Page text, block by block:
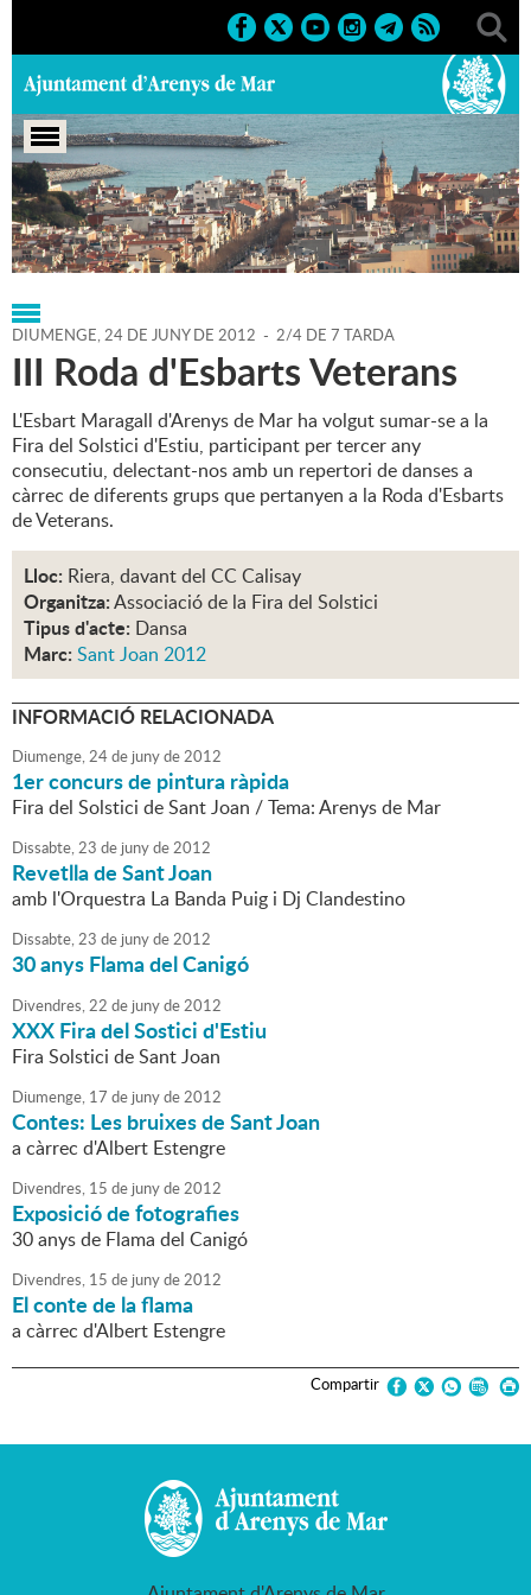
Portada > Regidories > Cultura > Agenda > 24-06-2012
DIUMENGE,24 DE JUNY DE 2012 - 2/4 DE 7 TARDA
III Roda d'Esbarts Veterans
L'Esbart Maragall d'Arenys de Mar ha volgut sumar-se a la
Fira del Solstici d'Estiu, participant per tercer any
consecutiu, delectant-nos amb un repertori de danses a
càrrec de diferents grups que pertanyen a la Roda d'Esbarts
de Veterans.
Lloc: Riera, davant del CC Calisay
Organitza:Associació de la Fira del Solstici
Tipus d'acte: Dansa
Marc: Sant Joan 2012
INFORMACIÓ RELACIONADA
Diumenge,24de junyde2012
1er concurs de pintura ràpida
Fira del Solstici de Sant Joan / Tema: Arenys de Mar
Dissabte,23 de junyde2012
Revetlla de Sant Joan
amb l'Orquestra La Banda Puig i Dj Clandestino
Dissabte,23 de junyde2012
30 anys Flama del Canigó
Divendres,22 de junyde2012
XXX Fira del Sostici d'Estiu
Fira Solstici de Sant Joan
Diumenge, 17 de junyde2012
Contes: Les bruixes de Sant Joan
a càrrec d'Albert Estengre
Divendres, 15 de junyde2012
Exposició de fotografies
30 anys de Flama del Canigó
Divendres, 15 de junyde2012
El conte de la flama
a càrrec d'Albert Estengre
Compartir